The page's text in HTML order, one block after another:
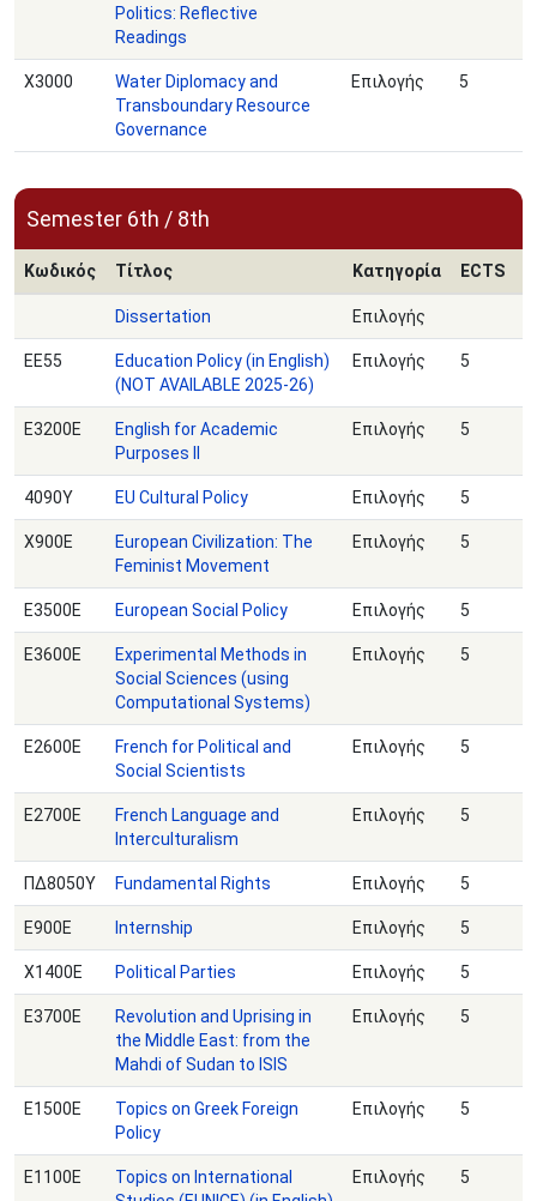
Politics: Reflective
Readings
X3000
Water Diplomacy and
Transboundary Resource
Governance
Επιλογής 5
Semester 6th / 8th
Κωδικός Τίτλος Κατηγορία ECTS
Dissertation Επιλογής
ΕΕ55
Education Policy (in English)
(NOT AVAILABLE 2025-26)
Επιλογής 5
Ε3200Ε
English for Academic
Purposes ΙΙ
Επιλογής 5
4090Υ EU Cultural Policy Επιλογής 5
Χ900Ε
European Civilization: The
Feminist Movement
Επιλογής 5
Ε3500Ε European Social Policy Επιλογής 5
Ε3600Ε
Experimental Methods in
Social Sciences (using
Computational Systems)
Επιλογής 5
Ε2600Ε
French for Political and
Social Scientists
Επιλογής 5
Ε2700Ε
French Language and
Interculturalism
Επιλογής 5
ΠΔ8050Υ Fundamental Rights Επιλογής 5
E900Ε Internship Επιλογής 5
Χ1400Ε Political Parties Επιλογής 5
Ε3700Ε
Revolution and Uprising in
the Middle East: from the
Mahdi of Sudan to ISIS
Επιλογής 5
Ε1500Ε
Topics on Greek Foreign
Policy
Επιλογής 5
Ε1100Ε
Topics on International
Επιλογής 5